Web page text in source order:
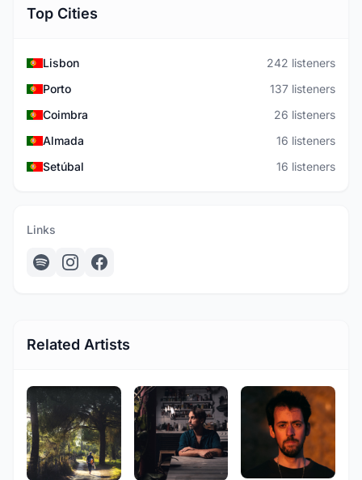
Top Cities
Lisbon
242 listeners
Porto
137 listeners
Coimbra
26 listeners
Almada
16 listeners
Setúbal
16 listeners
Links
Related Artists